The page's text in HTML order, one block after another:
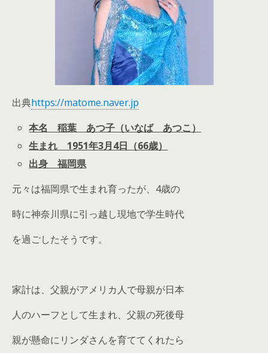
出典https://matome.naver.jp
本名 稲葉 あつ子（いなば あつこ）
生まれ 1951年3月4日（66歳）
出身 福岡県
元々は福岡県で生まれ育ったが、4歳の
時に神奈川県に引っ越し現地で学生時代
を過ごしたそうです。
家計は、父親がアメリカ人で母親が日本
人のハーフとして生まれ、父親の死後母
親が懸命にリンダさんを育ててくれたら